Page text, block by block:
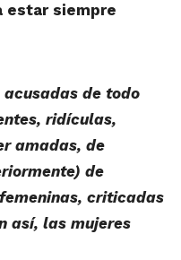
estar siempre
de todo
ridículas,
amadas, de
de
criticadas
así, las mujeres